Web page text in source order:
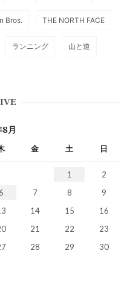
Bros. THE NORTH FACE
ランニング 山と道
月
金 土 日
1
2
7 8
9
14 15
16
21 22
23
28 29
30